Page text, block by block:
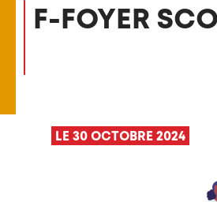
F-FOYER
LE 30 OCTOBRE 2024